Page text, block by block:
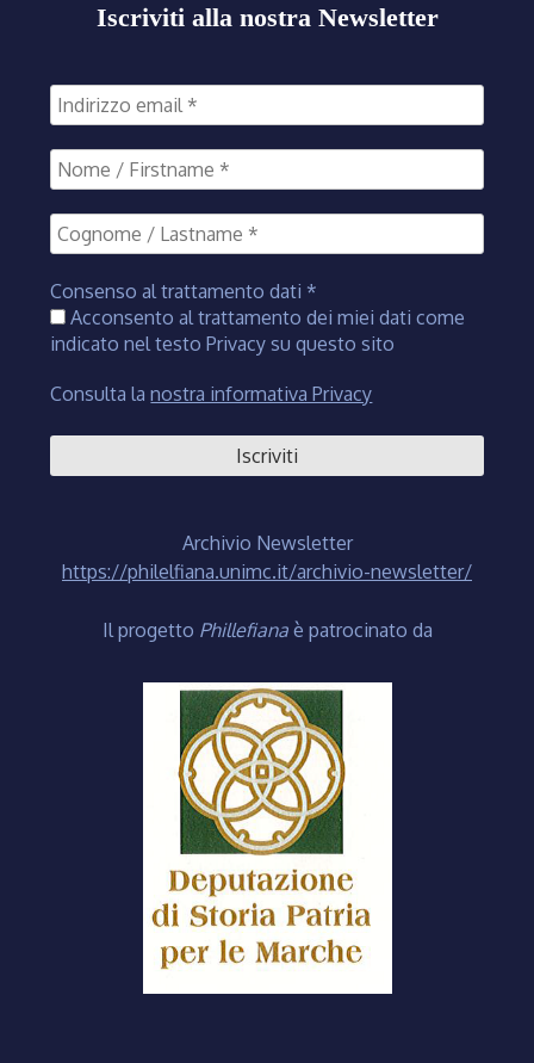
Iscriviti alla nostra Newsletter
Consenso al trattamento dati *
Acconsento al trattamento dei miei dati come
indicato nel testo Privacy su questo sito
Consulta lanostra informativa Privacy
Archivio Newsletter
https://philelfiana.unimc.it/archivio-newsletter/
Il progetto Phillefiana è patrocinato da